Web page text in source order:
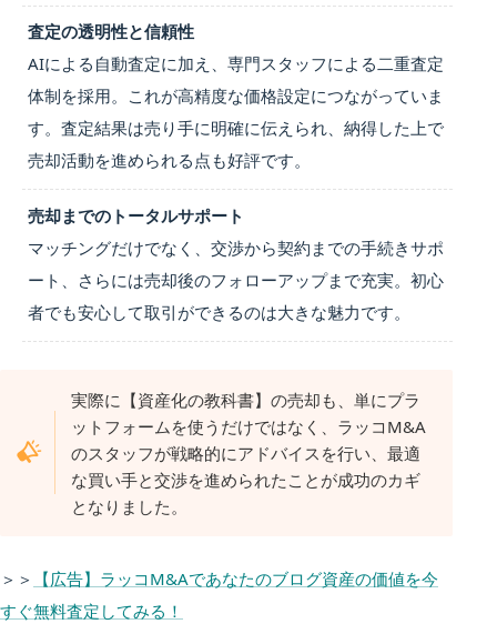
査定の透明性と信頼性
AIによる自動査定に加え、専門スタッフによる二重査定
体制を採用。これが高精度な価格設定につながっていま
す。査定結果は売り手に明確に伝えられ、納得した上で
売却活動を進められる点も好評です。
売却までのトータルサポート
マッチングだけでなく、交渉から契約までの手続きサポ
ート、さらには売却後のフォローアップまで充実。初心
者でも安心して取引ができるのは大きな魅力です。
実際に【資産化の教科書】の売却も、単にプラ
ットフォームを使うだけではなく、ラッコM&A
のスタッフが戦略的にアドバイスを行い、最適
な買い手と交渉を進められたことが成功のカギ
となりました。
＞＞
【広告】ラッコM&Aであなたのブログ資産の価値を今
すぐ無料査定してみる！